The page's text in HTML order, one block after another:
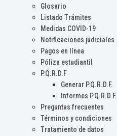
Glosario
Listado Trámites
Medidas COVID-19
Notificaciones judiciales
Pagos en línea
Póliza estudiantil
P.Q.R.D.F
Generar P.Q.R.D.F.
Informes P.Q.R.D.F.
Preguntas frecuentes
Términos y condiciones
Tratamiento de datos